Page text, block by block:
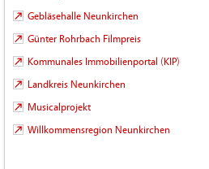
Gebläsehalle Neunkirchen
Günter Rohrbach Filmpreis
Kommunales Immobilienportal (KIP)
Landkreis Neunkirchen
Musicalprojekt
Willkommensregion Neunkirchen